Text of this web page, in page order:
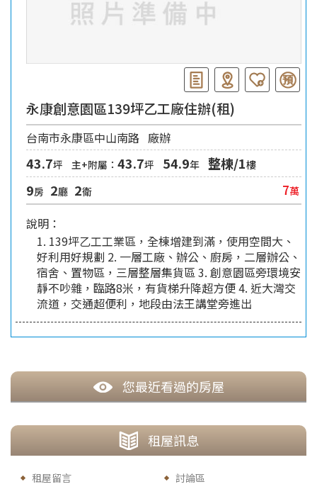
永康創意園區139坪乙工廠住辦(租)
台南市永康區中山南路 廠辦
43.7坪 主+附屬： 43.7坪 54.9年 整棟/1樓
9房 2廳 2衛 7萬
說明：
1. 139坪乙工工業區，全棟增建到滿，使用空間大、
好利用好規劃 2. 一層工廠、辦公、廚房，二層辦公、
宿舍、置物區，三層整層集貨區 3. 創意園區旁環境安
靜不吵雜，臨路8米，有貨梯升降超方便 4. 近大灣交
流道，交通超便利，地段由法王講堂旁進出
您最近看過的房屋
租屋訊息
租屋留言 討論區